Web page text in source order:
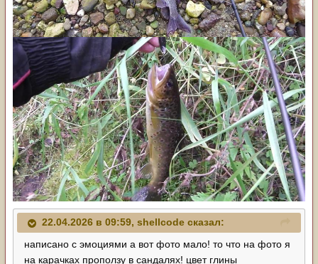
22.04.2026 в 09:59, shellcode сказал:
написано с эмоциями а вот фото мало! то что на фото я
на карачках проползу в сандалях! цвет глины